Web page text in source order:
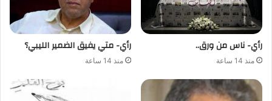
رأي- ناس من ورق..
منذ 14 ساعة
رأي- متي يفيق الضمير الليبي؟
منذ 14 ساعة